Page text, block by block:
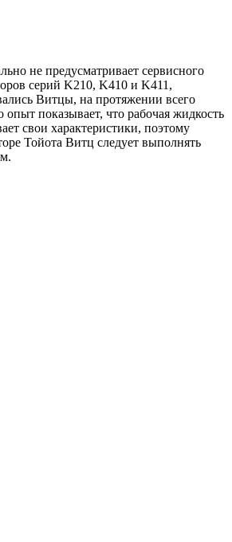
не предусматривает сервисного
серий K210, K410 и K411,
Витцы, на протяжении всего
показывает, что рабочая жидкость
свои характеристики, поэтому
Тойота Витц следует выполнять